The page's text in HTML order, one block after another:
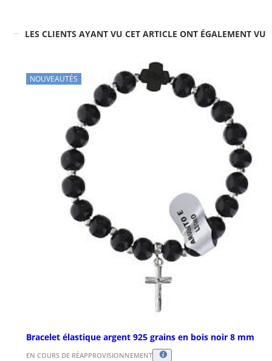
LES CLIENTS AYANT VU CET ARTICLE ONT ÉGALEMENT VU
NOUVEAUTÉS
Bracelet élastique argent 925 grains en bois noir 8 mm
EN COURS DE RÉAPPROVISIONNEMENT